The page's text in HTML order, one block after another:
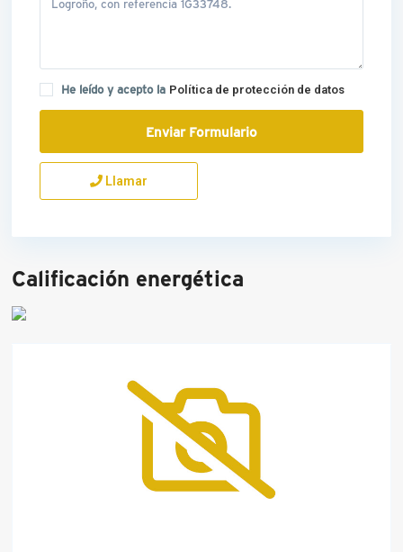
He leído y acepto la Política de protección de datos
Llamar
Calificación energética